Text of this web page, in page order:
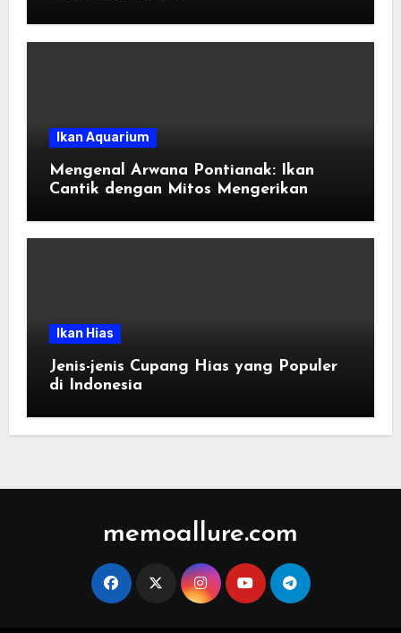
Ikan Aquarium
Mengenal Arwana Pontianak: Ikan
Cantik dengan Mitos Mengerikan
Ikan Hias
Jenis-jenis Cupang Hias yang Populer
di Indonesia
memoallure.com